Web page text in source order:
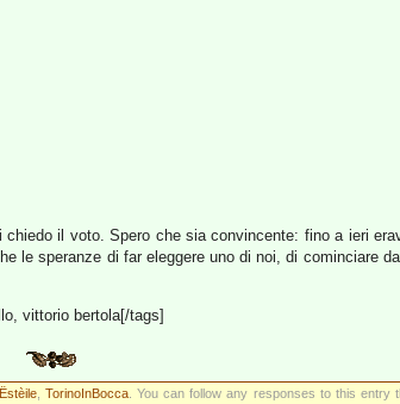
chiedo il voto. Spero che sia convincente: fino a ieri
le speranze di far eleggere uno di noi, di cominciare
vittorio bertola[/tags]
, TorinoInBocca. You can follow any responses to this entry